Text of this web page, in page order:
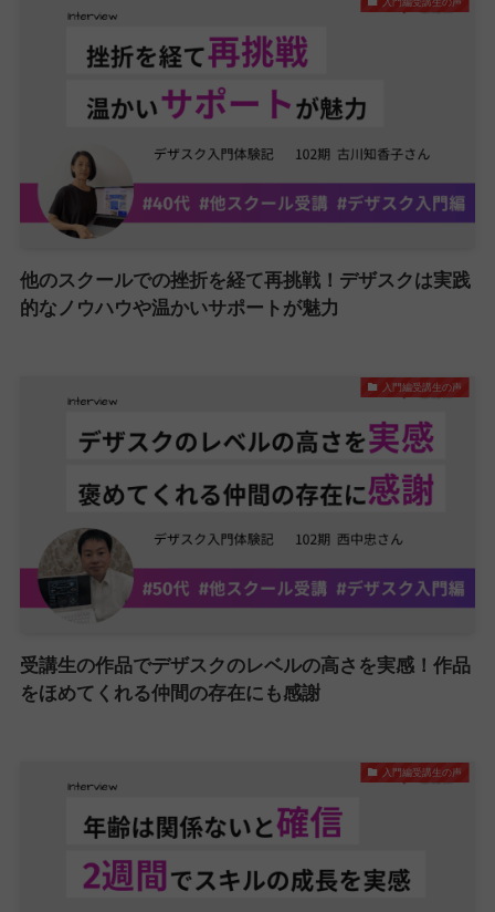
他のスクールでの挫折を経て再挑戦！デザスクは実践
的なノウハウや温かいサポートが魅力
入門編受講生の声
受講生の作品でデザスクのレベルの高さを実感！作品
をほめてくれる仲間の存在にも感謝
入門編受講生の声